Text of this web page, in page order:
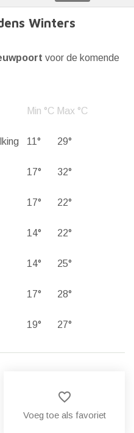
Winters
voor de komende
Min °C Max °C
11° 29°
17° 32°
17° 22°
14° 22°
14° 25°
17° 28°
19° 27°
favorite_border
Voeg toe als favoriet